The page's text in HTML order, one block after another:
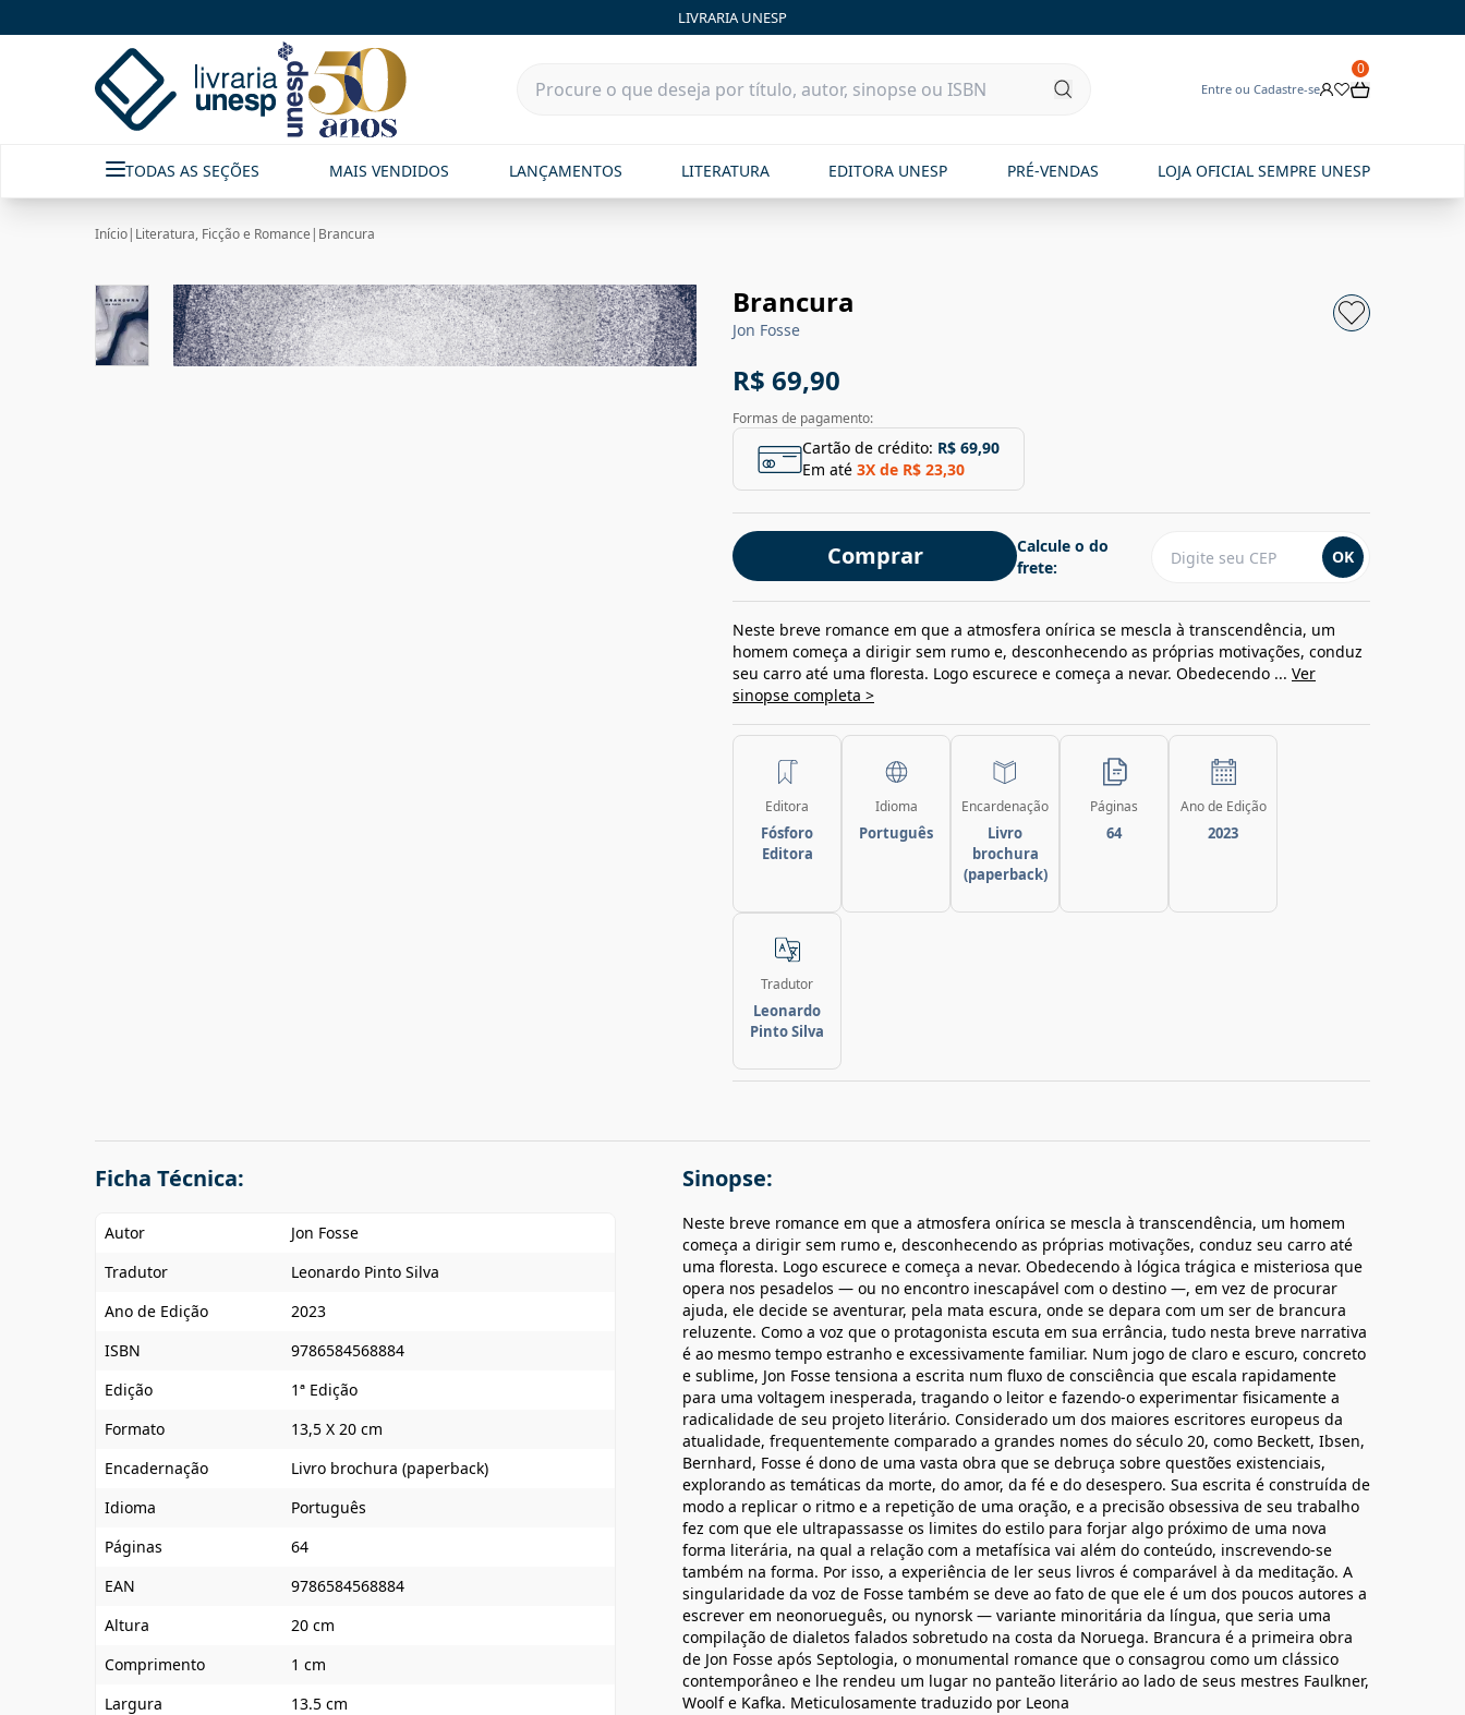
LIVRARIA UNESP
Entre ou Cadastre-se
0
TODAS AS SEÇÕES MAIS VENDIDOS LANÇAMENTOS LITERATURA EDITORA UNESP PRÉ-VENDAS LOJA OFICIAL SEMPRE UNESP
Início| Literatura, Ficção e Romance | Brancura
Brancura
Jon Fosse
R$ 69,90
Formas de pagamento:
Cartão de crédito: R$ 69,90
Em até 3X de R$ 23,30
Comprar
Calcule o do
frete:
OK
Neste breve romance em que a atmosfera onírica se mescla à transcendência, um
homem começa a dirigir sem rumo e, desconhecendo as próprias motivações, conduz
seu carro até uma floresta. Logo escurece e começa a nevar. Obedecendo ... Ver
sinopse completa >
Editora
Fósforo
Editora
Idioma
Português
Encardenação
Livro
brochura
(paperback)
Páginas
64
Ano de Edição
2023
Tradutor
Leonardo
Pinto Silva
Ficha Técnica:
Autor
Jon Fosse
Tradutor
Leonardo Pinto Silva
Ano de Edição
2023
ISBN
9786584568884
Edição
1ª Edição
Formato
13,5 X 20 cm
Encadernação
Livro brochura (paperback)
Idioma
Português
Páginas
64
EAN
9786584568884
Altura
20 cm
Comprimento
1 cm
Largura
13.5 cm
Sinopse:
Neste breve romance em que a atmosfera onírica se mescla à transcendência, um homem
começa a dirigir sem rumo e, desconhecendo as próprias motivações, conduz seu carro até
uma floresta. Logo escurece e começa a nevar. Obedecendo à lógica trágica e misteriosa que
opera nos pesadelos — ou no encontro inescapável com o destino —, em vez de procurar
ajuda, ele decide se aventurar, pela mata escura, onde se depara com um ser de brancura
reluzente. Como a voz que o protagonista escuta em sua errância, tudo nesta breve narrativa
é ao mesmo tempo estranho e excessivamente familiar. Num jogo de claro e escuro, concreto
e sublime, Jon Fosse tensiona a escrita num fluxo de consciência que escala rapidamente
para uma voltagem inesperada, tragando o leitor e fazendo-o experimentar fisicamente a
radicalidade de seu projeto literário. Considerado um dos maiores escritores europeus da
atualidade, frequentemente comparado a grandes nomes do século 20, como Beckett, Ibsen,
Bernhard, Fosse é dono de uma vasta obra que se debruça sobre questões existenciais,
explorando as temáticas da morte, do amor, da fé e do desespero. Sua escrita é construída de
modo a replicar o ritmo e a repetição de uma oração, e a precisão obsessiva de seu trabalho
fez com que ele ultrapassasse os limites do estilo para forjar algo próximo de uma nova
forma literária, na qual a relação com a metafísica vai além do conteúdo, inscrevendo-se
também na forma. Por isso, a experiência de ler seus livros é comparável à da meditação. A
singularidade da voz de Fosse também se deve ao fato de que ele é um dos poucos autores a
escrever em neonorueguês, ou nynorsk — variante minoritária da língua, que seria uma
compilação de dialetos falados sobretudo na costa da Noruega. Brancura é a primeira obra
de Jon Fosse após Septologia, o monumental romance que o consagrou como um clássico
contemporâneo e lhe rendeu um lugar no panteão literário ao lado de seus mestres Faulkner,
Woolf e Kafka. Meticulosamente traduzido por Leona